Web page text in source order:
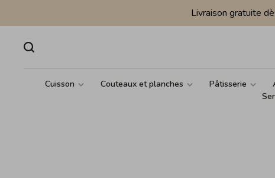
Livraison gratuite
Cuisson Couteaux et planches Pâtisserie